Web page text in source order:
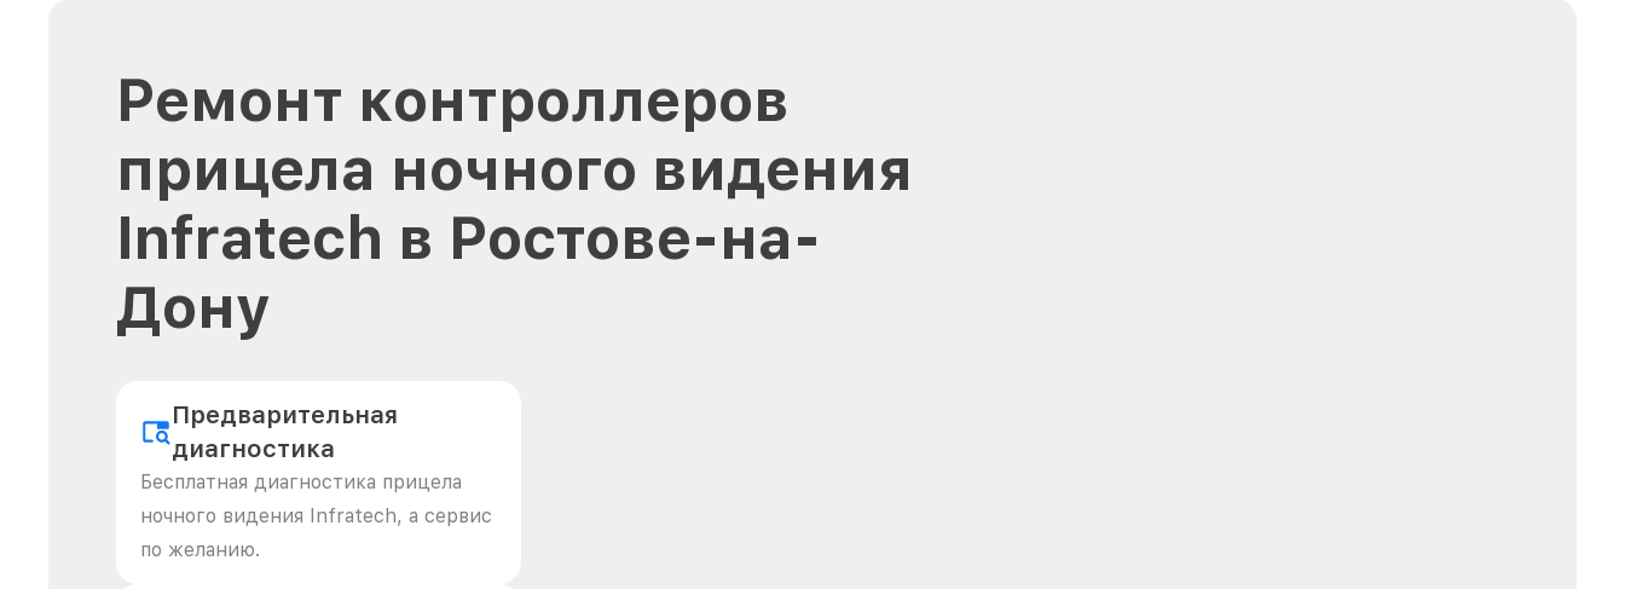
Ремонт контроллеров
прицела ночного видения
Infratech в Ростове-на-
Дону
Предварительная
диагностика
Бесплатная диагностика прицела
ночного видения Infratech, а сервис
по желанию.